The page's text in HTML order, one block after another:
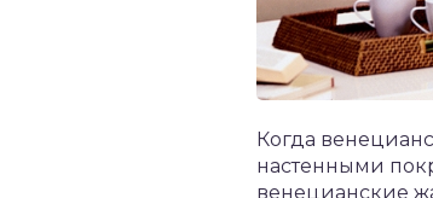
Когда
настенными
венецианские